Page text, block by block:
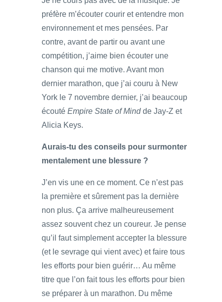
préfère m’écouter courir et entendre mon
environnement et mes pensées. Par
contre, avant de partir ou avant une
compétition, j’aime bien écouter une
chanson qui me motive. Avant mon
dernier marathon, que j’ai couru à New
York le 7 novembre dernier, j’ai beaucoup
écouté Empire State of Mindde Jay-Z et
Alicia Keys.
Aurais-tu des conseils pour surmonter
mentalement une blessure ?
J’en vis une en ce moment. Ce n’est pas
la première et sûrement pas la dernière
non plus. Ça arrive malheureusement
assez souvent chez un coureur. Je pense
qu’il faut simplement accepter la blessure
(et le sevrage qui vient avec) et faire tous
les efforts pour bien guérir… Au même
titre que l’on fait tous les efforts pour bien
se préparer à un marathon. Du même